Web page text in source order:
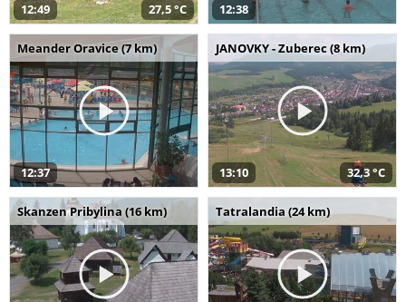
12:49 27,5 °C 12:38
Meander Oravice (7 km)
12:37
JANOVKY - Zuberec (8 km)
13:10 32,3 °C
Skanzen Pribylina (16 km) Tatralandia (24 km)